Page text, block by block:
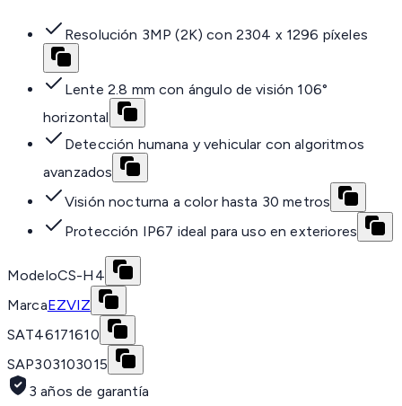
Resolución 3MP (2K) con 2304 x 1296 píxeles
Lente 2.8 mm con ángulo de visión 106°
horizontal
Detección humana y vehicular con algoritmos
avanzados
Visión nocturna a color hasta 30 metros
Protección IP67 ideal para uso en exteriores
ModeloCS-H4
MarcaEZVIZ
SAT46171610
SAP303103015
3 años de garantía